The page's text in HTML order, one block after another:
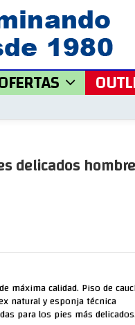
delicados hombre
máxima calidad. Piso de
natural y esponja técnica
para los pies más delicados.